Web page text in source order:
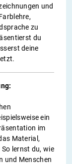
und
zu
du
deine
ein
im
Material,
lernst du, wie
und Menschen